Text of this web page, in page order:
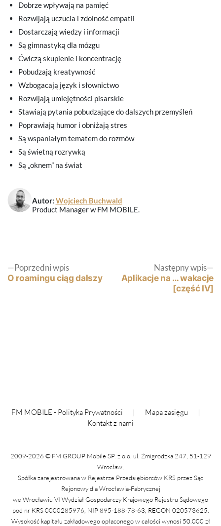
Dobrze wpływają na pamięć
Rozwijają uczucia i zdolność empatii
Dostarczają wiedzy i informacji
Są gimnastyką dla mózgu
Ćwiczą skupienie i koncentrację
Pobudzają kreatywność
Wzbogacają język i słownictwo
Rozwijają umiejętności pisarskie
Stawiają pytania pobudzające do dalszych przemyśleń
Poprawiają humor i obniżają stres
Są wspaniałym tematem do rozmów
Są świetną rozrywką
Są „oknem” na świat
Autor: Wojciech Buchwald
Product Manager w FM MOBILE.
Nawigacja
Poprzedni wpisPoprzedni
wpis:
O roamingu ciąg dalszy
Następny wpis
Aplikacje na … wakacje
[część IV]
FM MOBILE - Polityka Prywatności | Mapa zasięgu
|
Kontakt z nami
2009-2026 © FM GROUP Mobile SP. z o.o. ul. Żmigrodzka 247, 51-129
Wrocław,
Spółka zarejestrowana w Rejestrze Przedsiębiorców KRS przez Sąd
Rejonowy dla Wrocławia-Fabrycznej
we Wrocławiu VI Wydział Gospodarczy Krajowego Rejestru Sądowego
pod nr KRS 0000285976, NIP 895-188-78-63, REGON 020573625.
Wysokość kapitału zakładowego opłaconego w całości wynosi 50.000 zł